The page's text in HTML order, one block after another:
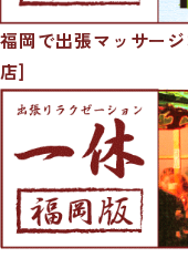
福岡で出張マッサー
店]